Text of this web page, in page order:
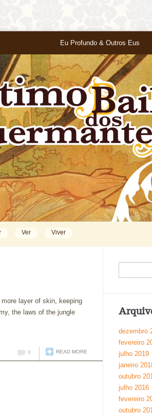
Eu Profundo & Outros Eus
Ver Viver
layer of skin, keeping
the laws of the jungle
READ MORE
0
dezembro
fevereiro
julho 2019
janeiro
outubro
julho 2016
fevereiro
outubro